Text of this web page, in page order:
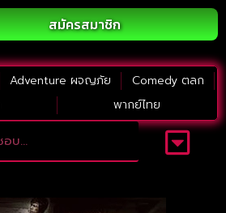
สมัครสมาชิก
Adventure ผจญภัย
Comedy ตลก
พากย์ไทย